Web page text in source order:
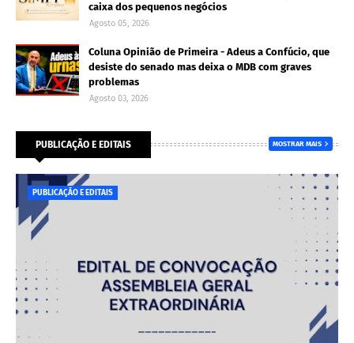
caixa dos pequenos negócios
Agosto 05, 2026
Coluna Opinião de Primeira - Adeus a Confúcio, que
desiste do senado mas deixa o MDB com graves
problemas
Agosto 03, 2026
PUBLICAÇÃO E EDITAIS MOSTRAR MAIS
PUBLICAÇÃO E EDITAIS